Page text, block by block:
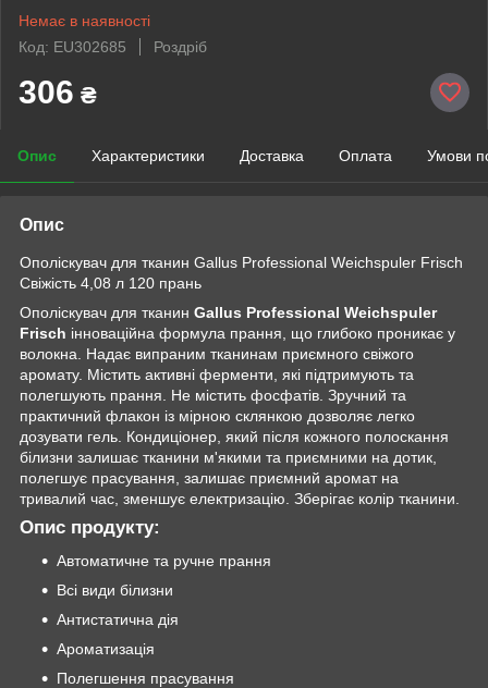
Немає в наявності
Код: EU302685
Роздріб
306 ₴
Опис Характеристики Доставка Оплата Умови
Опис
Ополіскувач для тканин Gallus Professional Weichspuler Frisch
Свіжість 4,08 л 120 прань
Ополіскувач для тканин Gallus Professional Weichspuler
Frisch інноваційна формула прання, що глибоко проникає у
волокна. Надає випраним тканинам приємного свіжого
аромату. Містить активні ферменти, які підтримують та
полегшують прання. Не містить фосфатів. Зручний та
практичний флакон із мірною склянкою дозволяє легко
дозувати гель. Кондиціонер, який після кожного полоскання
білизни залишає тканини м'якими та приємними на дотик,
полегшує прасування, залишає приємний аромат на
тривалий час, зменшує електризацію. Зберігає колір тканини.
Опис продукту:
Автоматичне та ручне прання
Всі види білизни
Антистатична дія
Ароматизація
Полегшення прасування